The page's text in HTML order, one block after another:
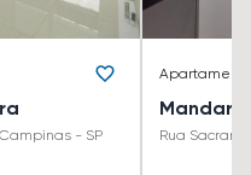
- SP Rua